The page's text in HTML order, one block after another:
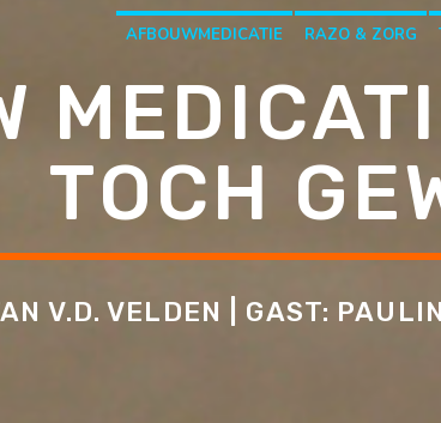
AFBOUWMEDICATIE RAZO & ZORG
TOCH
V.D. VELDEN | GAST: